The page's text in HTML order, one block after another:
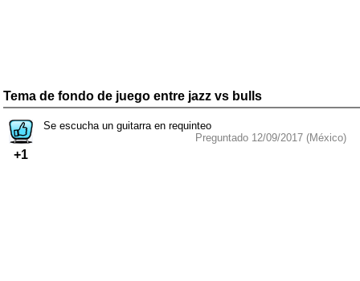
Tema de fondo de juego entre jazz vs bulls
+1
Se escucha un guitarra en requinteo
Preguntado 12/09/2017 (México)